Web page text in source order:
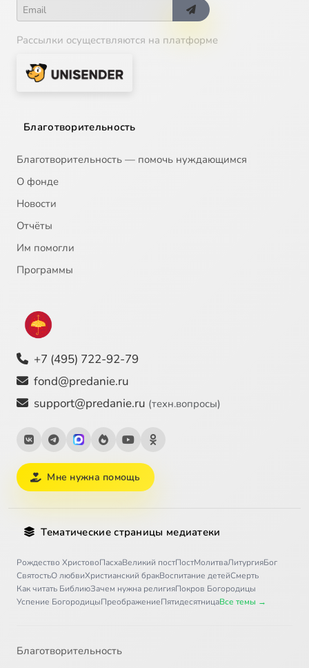
Рассылки осуществляются на платформе
Благотворительность
Благотворительность — помочь нуждающимся
О фонде
Новости
Отчёты
Им помогли
Программы
+7 (495) 722-92-79
fond@predanie.ru
support@predanie.ru (техн.вопросы)
Мне нужна помощь
Тематические страницы медиатеки
Рождество ХристовоПасхаВеликий постПостМолитваЛитургияБог
СвятостьО любвиХристианский бракВоспитание детейСмерть
Как читать БиблиюЗачем нужна религияПокров Богородицы
Успение БогородицыПреображениеПятидесятницаВсе темы →
Благотворительность